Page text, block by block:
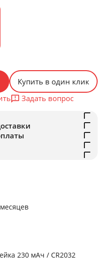
Купить в один клик
Задать вопрос
230 мАч / CR2032